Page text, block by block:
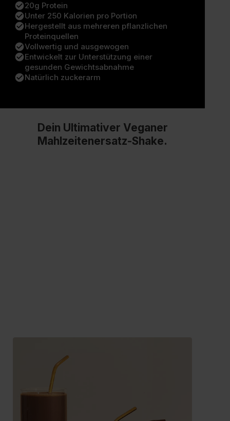
check_circle20g Protein
check_circleUnter 250 Kalorien pro Portion
check_circleHergestellt aus mehreren pflanzlichen
Proteinquellen
check_circleVollwertig und ausgewogen
check_circleEntwickelt zur Unterstützung einer
gesunden Gewichtsabnahme
check_circleNatürlich zuckerarm
Dein Ultimativer Veganer
Mahlzeitenersatz-Shake.